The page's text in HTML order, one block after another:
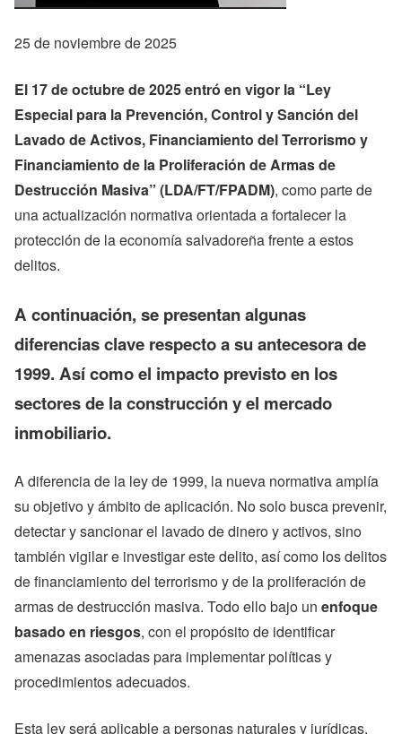
25 de noviembre de 2025
El 17 de octubre de 2025 entró en vigor la “Ley
Especial para la Prevención, Control y Sanción del
Lavado de Activos, Financiamiento del Terrorismo y
Financiamiento de la Proliferación de Armas de
Destrucción Masiva” (LDA/FT/FPADM), como parte de
una actualización normativa orientada a fortalecer la
protección de la economía salvadoreña frente a estos
delitos.
A continuación, se presentan algunas
diferencias clave respecto a su antecesora de
1999. Así como el impacto previsto en los
sectores de la construcción y el mercado
inmobiliario.
A diferencia de la ley de 1999, la nueva normativa amplía
su objetivo y ámbito de aplicación. No solo busca prevenir,
detectar y sancionar el lavado de dinero y activos, sino
también vigilar e investigar este delito, así como los delitos
de financiamiento del terrorismo y de la proliferación de
armas de destrucción masiva. Todo ello bajo un enfoque
basado en riesgos, con el propósito de identificar
amenazas asociadas para implementar políticas y
procedimientos adecuados.
Esta ley será aplicable a personas naturales y jurídicas,